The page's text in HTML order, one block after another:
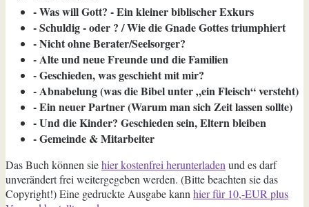
- Was will Gott? - Ein kleiner biblischer Exkurs
- Schuldig - oder ? / Wie die Gnade Gottes triumphiert
- Nicht ohne Berater/Seelsorger?
- Alte und neue Freunde und die Familien
- Geschieden, was geschieht mit mir?
- Abnabelung (was die Bibel unter „ein Fleisch“ versteht)
- Ein neuer Partner (Warum man sich Zeit lassen sollte)
- Und die Kinder? Geschieden sein, Eltern bleiben
- Gemeinde & Mitarbeiter
Das Buch können siehier kostenfrei herunterladenund es darf
unverändert frei weitergegeben werden. (Bitte beachten sie das
Copyright!) Eine gedruckte Ausgabe kannhier für 10,-EUR plus